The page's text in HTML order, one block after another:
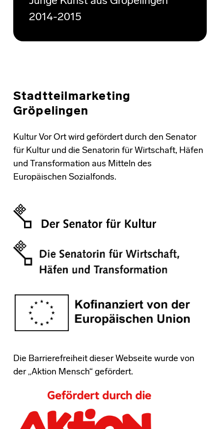
2014-2015
Stadtteilmarketing
Gröpelingen
Kultur Vor Ort wird gefördert durch den Senator
für Kultur und die Senatorin für Wirtschaft, Häfen
und Transformation aus Mitteln des
Europäischen Sozialfonds.
Die Barrierefreiheit dieser Webseite wurde von
der „Aktion Mensch“ gefördert.